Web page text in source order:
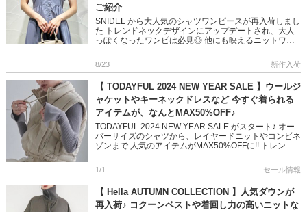
ご紹介
SNIDEL から大人気のシャツワンピースが再入荷しまし
た トレンドネックデザインにアップデートされ、大人
っぽくなったワンピは必見◎ 他にも映えるニットワン
ぷりご紹介しま […]
8/23 新作入荷
【 TODAYFUL 2024 NEW YEAR SALE 】ウールジ
ャケットやキーネックドレスなど 今すぐ着られる
アイテムが、なんとMAX50%OFF♪
TODAYFUL 2024 NEW YEAR SALE がスタート♪ オー
バーサイズのシャツから、レイヤードニットやコンビネ
ゾンまで 人気のアイテムがMAX50%OFFに!! トレンド
1/1 セール情報
【 Hella AUTUMN COLLECTION 】人気ダウンが
再入荷♪ コクーンベストや着回し力の高いニットな